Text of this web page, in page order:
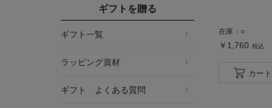
ギフトを贈る
ギフト一覧
ラッピング資材
ギフト よくある質問
在庫： ○
￥1,760 税込
カー